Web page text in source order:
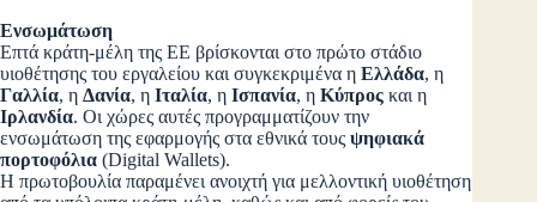
Ενσωμάτωση
Επτά κράτη-μέλη της ΕΕ βρίσκονται στο πρώτο στάδιο
υιοθέτησης του εργαλείου και συγκεκριμένα η Ελλάδα, η
Γαλλία, η Δανία, η Ιταλία, η Ισπανία, η Κύπρος και η
Ιρλανδία. Οι χώρες αυτές προγραμματίζουν την
ενσωμάτωση της εφαρμογής στα εθνικά τους ψηφιακά
πορτοφόλια (Digital Wallets).
Η πρωτοβουλία παραμένει ανοιχτή για μελλοντική υιοθέτηση